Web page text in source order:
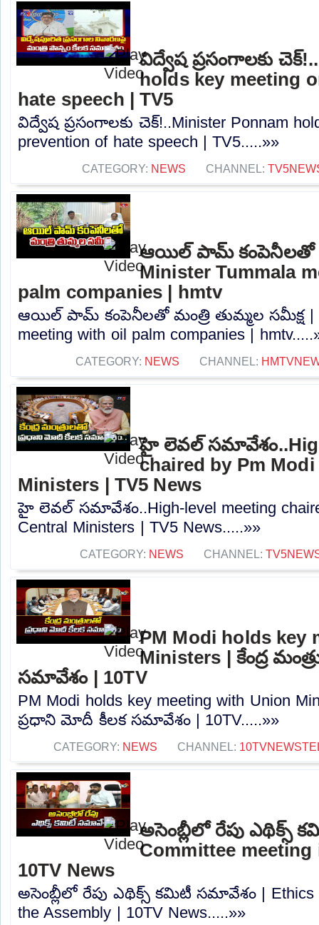
విద్వేష ప్రసంగాలకు
holds key meeting
hate speech | TV5
విద్వేష ప్రసంగాలకు చెక్!..Minister Ponnam
prevention of hate speech | TV5.....»»
CATEGORY: NEWS CHANNEL:
ఆయిల్ పామ్ కంపెనీలతో
Minister Tummala
palm companies | hmtv
ఆయిల్ పామ్ కంపెనీలతో మంత్రి తుమ్మల సమీక్ష |
meeting with oil palm companies |
CATEGORY: NEWS CHANNEL:
హై లెవల్
chaired by Pm
Ministers | TV5 News
హై లెవల్ సమావేశం..High-level meeting
Central Ministers | TV5 News.....»»
CATEGORY: NEWS CHANNEL:
PM Modi holds key
Ministers | కేంద్ర
సమావేశం | 10TV
PM Modi holds key meeting with Union
ప్రధాని మోదీ కీలక సమావేశం | 10TV.....»»
CATEGORY: NEWS CHANNEL:
అసెంబ్లీలో రేపు ఎథిక్స్
Committee
10TV News
అసెంబ్లీలో రేపు ఎథిక్స్ కమిటీ సమావేశం | Ethics
the Assembly | 10TV News.....»»